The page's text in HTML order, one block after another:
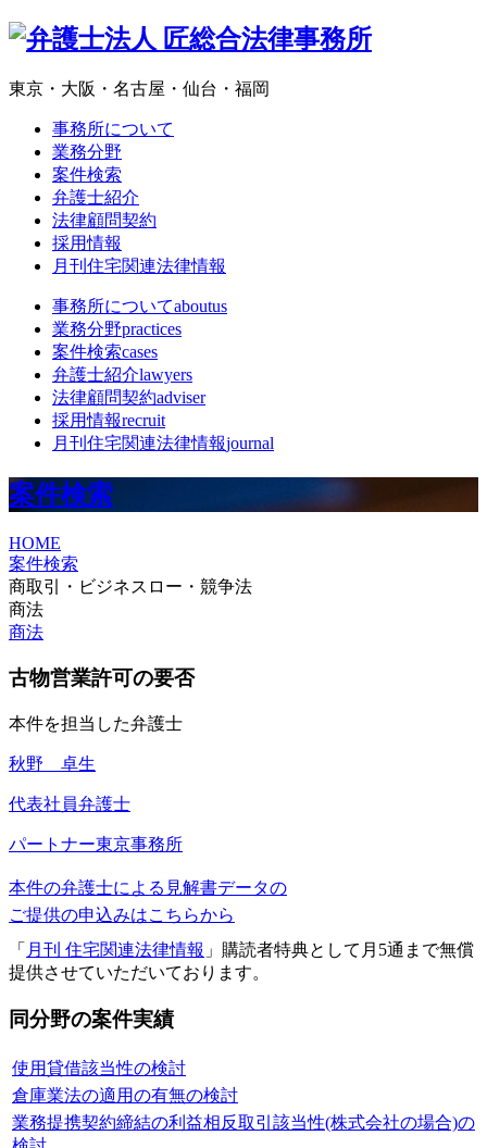
東京・大阪・名古屋・仙台・福岡
事務所について
業務分野
案件検索
弁護士紹介
法律顧問契約
採用情報
月刊住宅関連法律情報
事務所についてaboutus
業務分野practices
案件検索cases
弁護士紹介lawyers
法律顧問契約adviser
採用情報recruit
月刊住宅関連法律情報journal
案件検索
HOME
案件検索
商取引・ビジネスロー・競争法
商法
商法
古物営業許可の要否
本件を担当した弁護士
秋野 卓生
代表社員弁護士
パートナー東京事務所
本件の弁護士による見解書データの
ご提供の申込みはこちらから
「 月刊 住宅関連法律情報 」購読者特典として月5通まで無償
提供させていただいております。
同分野の案件実績
使用貸借該当性の検討
倉庫業法の適用の有無の検討
業務提携契約締結の利益相反取引該当性(株式会社の場合)の